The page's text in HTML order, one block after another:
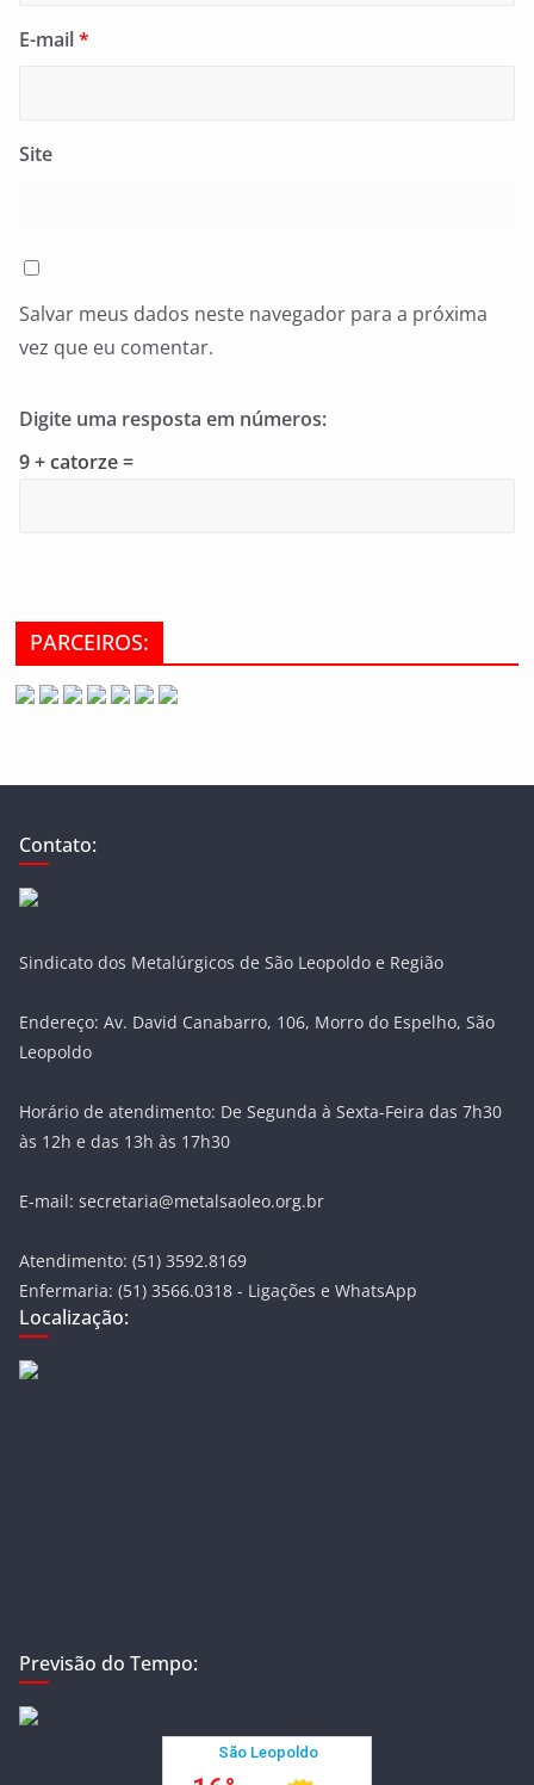
E-mail*
Site
Salvar meus dados neste navegador para a próxima
vez que eu comentar.
Digite uma resposta em números:
9 + catorze =
PARCEIROS:
Contato:
Sindicato dos Metalúrgicos de São Leopoldo e Região
Endereço: Av. David Canabarro, 106, Morro do Espelho, São
Leopoldo
Horário de atendimento: De Segunda à Sexta-Feira das 7h30
às 12h e das 13h às 17h30
E-mail: secretaria@metalsaoleo.org.br
Atendimento: (51) 3592.8169
Enfermaria: (51) 3566.0318 - Ligações e WhatsApp
Localização:
Previsão do Tempo: